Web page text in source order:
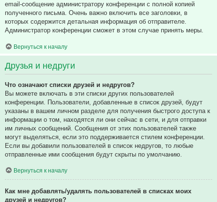
email-сообщение администратору конференции с полной копией
полученного письма. Очень важно включить все заголовки, в
которых содержится детальная информация об отправителе.
Администратор конференции сможет в этом случае принять меры.
Вернуться к началу
Друзья и недруги
Что означают списки друзей и недругов?
Вы можете включать в эти списки других пользователей
конференции. Пользователи, добавленные в список друзей, будут
указаны в вашем личном разделе для получения быстрого доступа к
информации о том, находятся ли они сейчас в сети, и для отправки
им личных сообщений. Сообщения от этих пользователей также
могут выделяться, если это поддерживается стилем конференции.
Если вы добавили пользователей в список недругов, то любые
отправленные ими сообщения будут скрыты по умолчанию.
Вернуться к началу
Как мне добавлять/удалять пользователей в списках моих
друзей и недругов?